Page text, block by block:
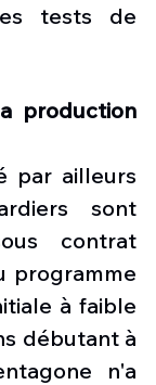
tests de
production
par ailleurs
sont
contrat
programme
à faible
débutant à
n'a